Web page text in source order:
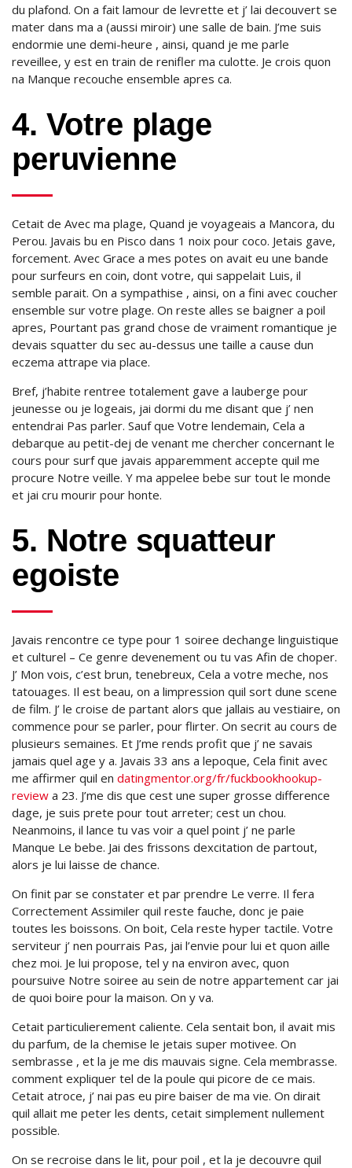
du plafond. On a fait lamour de levrette et j’ lai decouvert se
mater dans ma a (aussi miroir) une salle de bain. J’me suis
endormie une demi-heure , ainsi, quand je me parle
reveillee, y est en train de renifler ma culotte. Je crois quon
na Manque recouche ensemble apres ca.
4. Votre plage
peruvienne
Cetait de Avec ma plage, Quand je voyageais a Mancora, du
Perou. Javais bu en Pisco dans 1 noix pour coco. Jetais gave,
forcement. Avec Grace a mes potes on avait eu une bande
pour surfeurs en coin, dont votre, qui sappelait Luis, il
semble parait. On a sympathise , ainsi, on a fini avec coucher
ensemble sur votre plage. On reste alles se baigner a poil
apres, Pourtant pas grand chose de vraiment romantique je
devais squatter du sec au-dessus une taille a cause dun
eczema attrape via place.
Bref, j’habite rentree totalement gave a lauberge pour
jeunesse ou je logeais, jai dormi du me disant que j’ nen
entendrai Pas parler. Sauf que Votre lendemain, Cela a
debarque au petit-dej de venant me chercher concernant le
cours pour surf que javais apparemment accepte quil me
procure Notre veille. Y ma appelee bebe sur tout le monde
et jai cru mourir pour honte.
5. Notre squatteur
egoiste
Javais rencontre ce type pour 1 soiree dechange linguistique
et culturel – Ce genre devenement ou tu vas Afin de choper.
J’ Mon vois, c’est brun, tenebreux, Cela a votre meche, nos
tatouages. Il est beau, on a limpression quil sort dune scene
de film. J’ le croise de partant alors que jallais au vestiaire, on
commence pour se parler, pour flirter. On secrit au cours de
plusieurs semaines. Et J’me rends profit que j’ ne savais
jamais quel age y a. Javais 33 ans a lepoque, Cela finit avec
me affirmer quil en datingmentor.org/fr/fuckbookhookup-
review a 23. J’me dis que cest une super grosse difference
dage, je suis prete pour tout arreter; cest un chou.
Neanmoins, il lance tu vas voir a quel point j’ ne parle
Manque Le bebe. Jai des frissons dexcitation de partout,
alors je lui laisse de chance.
On finit par se constater et par prendre Le verre. Il fera
Correctement Assimiler quil reste fauche, donc je paie
toutes les boissons. On boit, Cela reste hyper tactile. Votre
serviteur j’ nen pourrais Pas, jai l’envie pour lui et quon aille
chez moi. Je lui propose, tel y na environ avec, quon
poursuive Notre soiree au sein de notre appartement car jai
de quoi boire pour la maison. On y va.
Cetait particulierement caliente. Cela sentait bon, il avait mis
du parfum, de la chemise le jetais super motivee. On
sembrasse , et la je me dis mauvais signe. Cela membrasse.
comment expliquer tel de la poule qui picore de ce mais.
Cetait atroce, j’ nai pas eu pire baiser de ma vie. On dirait
quil allait me peter les dents, cetait simplement nullement
possible.
On se recroise dans le lit, pour poil , et la je decouvre quil